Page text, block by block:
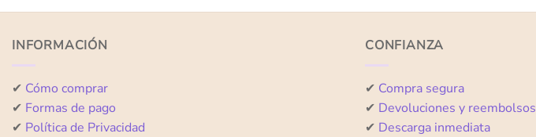
de
de
de
INFORMACIÓN
✔ Cómo comprar
✔ Formas de pago
✔ Política de Privacidad
CONFIANZA
✔ Compra segura
✔ Devoluciones y reembolsos
✔ Descarga inmediata